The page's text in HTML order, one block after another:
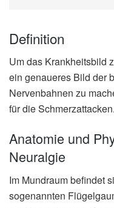
Definition
Um das Krankheitsbild
ein genaueres Bild der
Nervenbahnen zu
für die Schmerzattacken.
Anatomie und
Neuralgie
Im Mundraum befindet
sogenannten